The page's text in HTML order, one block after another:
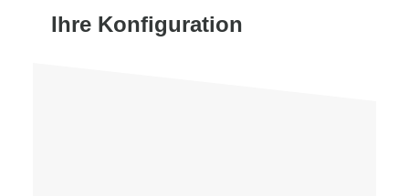
Ihre Konfiguration